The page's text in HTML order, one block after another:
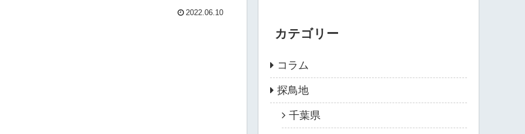
2022.06.10
カテゴリー
コラム
探鳥地
千葉県